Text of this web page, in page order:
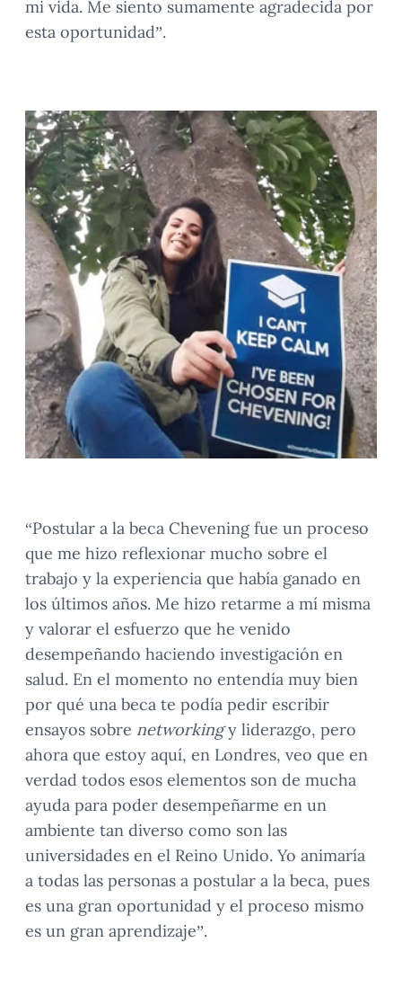
mi vida. Me siento sumamente agradecida por
esta oportunidad”.
“Postular a la beca Chevening fue un proceso
que me hizo reflexionar mucho sobre el
trabajo y la experiencia que había ganado en
los últimos años. Me hizo retarme a mí misma
y valorar el esfuerzo que he venido
desempeñando haciendo investigación en
salud. En el momento no entendía muy bien
por qué una beca te podía pedir escribir
ensayos sobre networkingy liderazgo, pero
ahora que estoy aquí, en Londres, veo que en
verdad todos esos elementos son de mucha
ayuda para poder desempeñarme en un
ambiente tan diverso como son las
universidades en el Reino Unido. Yo animaría
a todas las personas a postular a la beca, pues
es una gran oportunidad y el proceso mismo
es un gran aprendizaje”.